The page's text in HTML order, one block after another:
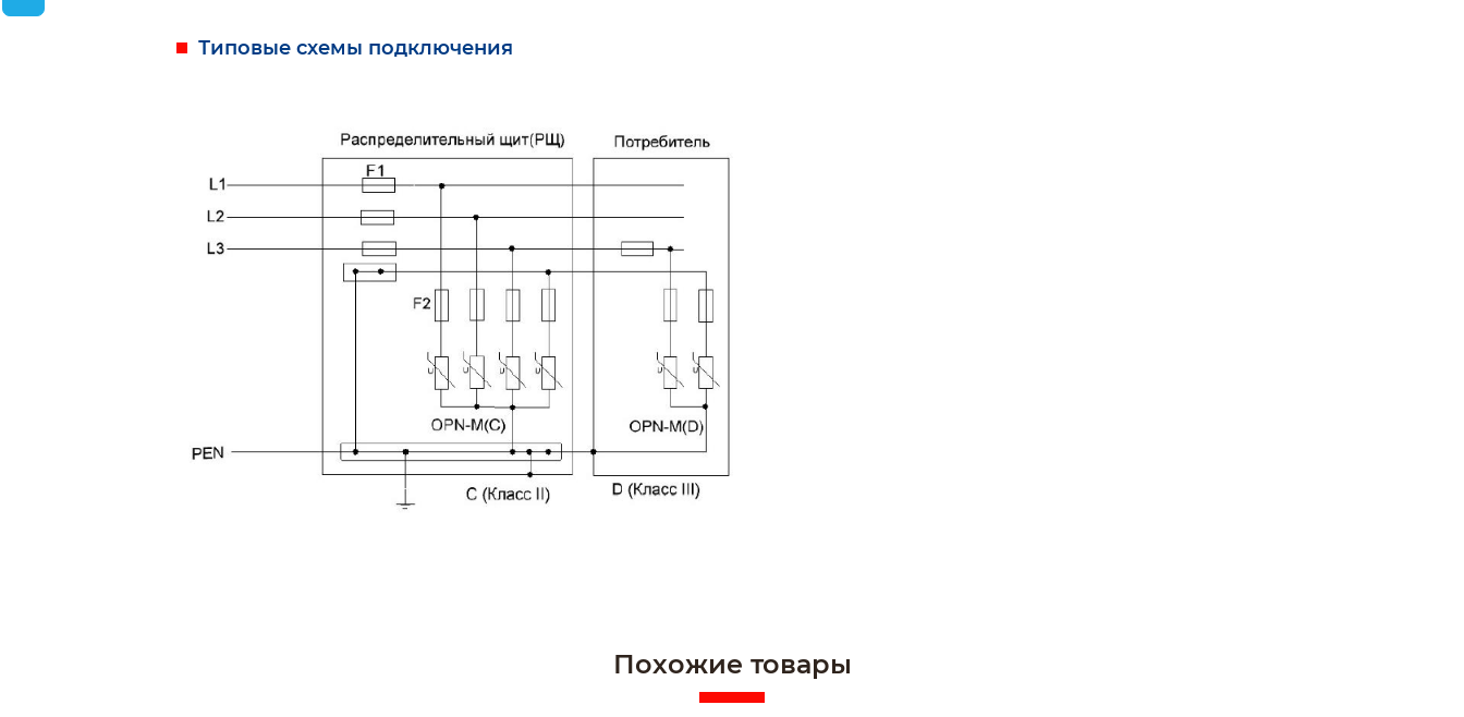
Типовые схемы подключения
Похожие товары